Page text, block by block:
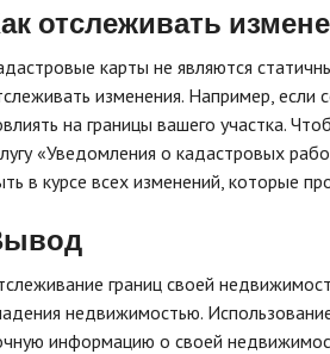
отслеживать
карты не являются
изменения. Например,
на границы вашего участка.
«Уведомления о кадастровых
в курсе всех изменений, которые
границ своей
недвижимостью.
информацию о своей